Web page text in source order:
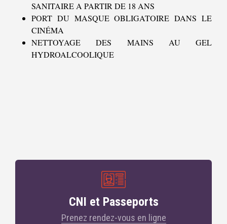
SANITAIRE A PARTIR DE 18 ANS
PORT DU MASQUE OBLIGATOIRE DANS LE
CINÉMA
NETTOYAGE DES MAINS AU GEL
HYDROALCOOLIQUE
CNI et Passeports
Prenez rendez-vous en ligne